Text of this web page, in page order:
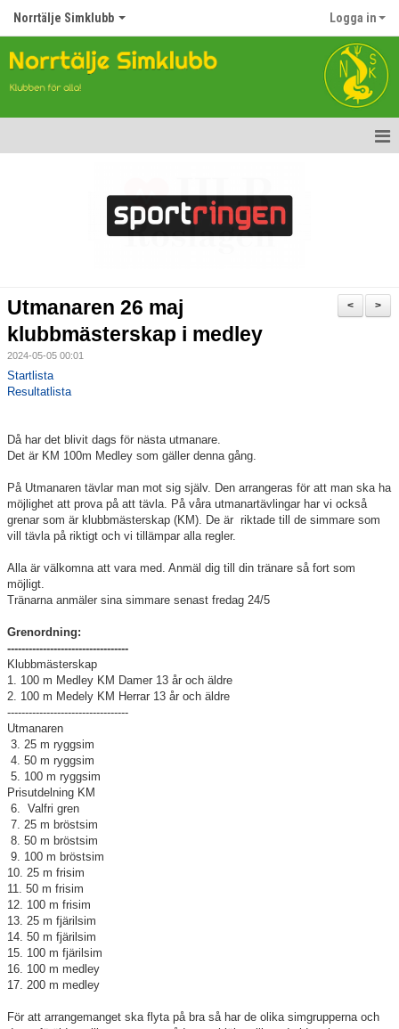
Norrtälje Simklubb Logga in
Anmälan till Simklubben
Våra tävlingar
Klubbkollektion
>
<
Utmanaren 26 maj
klubbmästerskap i medley
2024-05-05 00:01
Startlista
Resultatlista
Då har det blivit dags för nästa utmanare.
Det är KM 100m Medley som gäller denna gång.
På Utmanaren tävlar man mot sig själv. Den arrangeras för att man ska ha
möjlighet att prova på att tävla. På våra utmanartävlingar har vi också
grenar som är klubbmästerskap (KM). De är riktade till de simmare som
vill tävla på riktigt och vi tillämpar alla regler.
Alla är välkomna att vara med. Anmäl dig till din tränare så fort som
möjligt.
Tränarna anmäler sina simmare senast fredag 24/5
Grenordning:
----------------------------------
Klubbmästerskap
1. 100 m Medley KM Damer 13 år och äldre
2. 100 m Medely KM Herrar 13 år och äldre
----------------------------------
Utmanaren
3. 25 m ryggsim
4. 50 m ryggsim
5. 100 m ryggsim
Prisutdelning KM
6. Valfri gren
7. 25 m bröstsim
8. 50 m bröstsim
9. 100 m bröstsim
10. 25 m frisim
11. 50 m frisim
12. 100 m frisim
13. 25 m fjärilsim
14. 50 m fjärilsim
15. 100 m fjärilsim
16. 100 m medley
17. 200 m medley
För att arrangemanget ska flyta på bra så har de olika simgrupperna och